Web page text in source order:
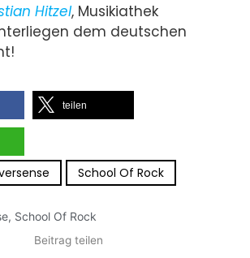
Hitzel, Musikiathek
dem deutschen
teilen
School Of Rock
, School Of Rock
Beitrag teilen